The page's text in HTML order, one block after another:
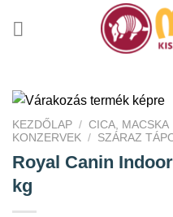
KEZDŐLAP / CICA, MACSKA
KONZERVEK / SZÁRAZ
Royal Canin
kg